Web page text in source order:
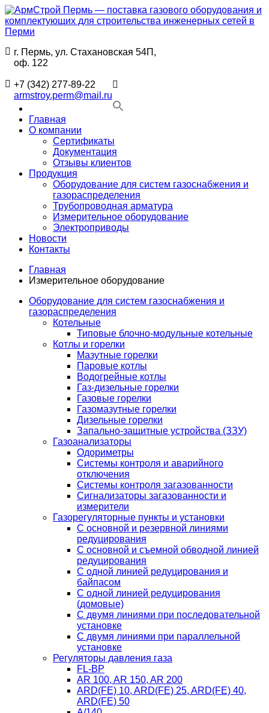
Перейти
к
содержимому
АрмСтрой
—
поставка
оборудования
комплектующих
строительства
инженерных
сетей
Поставки
газового
оборудования
комплектующих
строительства
г. Пермь, ул. Стахановская 54П,
оф. 122
+7 (342) 277-89-22
armstroy.perm@mail.ru
Главная
О компании
Сертификаты
Документация
Отзывы клиентов
Продукция
Оборудование для систем газоснабжения и
газораспределения
Трубопроводная арматура
Измерительное оборудование
Электроприводы
Новости
Контакты
Главная
Измерительное оборудование
Оборудование для систем газоснабжения и
газораспределения
Котельные
Типовые блочно-модульные котельные
Котлы и горелки
Мазутные горелки
Паровые котлы
Водогрейные котлы
Газ-дизельные горелки
Газовые горелки
Газомазутные горелки
Дизельные горелки
Запально-защитные устройства (ЗЗУ)
Газоанализаторы
Одориметры
Системы контроля и аварийного
отключения
Системы контроля загазованности
Сигнализаторы загазованности и
измерители
Газорегуляторные пункты и установки
С основной и резервной линиями
редуцирования
С основной и съемной обводной линией
редуцирования
С одной линией редуцирования и
байпасом
С одной линией редуцирования
(домовые)
С двумя линиями при последовательной
установке
C двумя линиями при параллельной
установке
Регуляторы давления газа
FL-BP
AR 100, AR 150, AR 200
ARD(FE) 10, ARD(FE) 25, ARD(FE) 40,
ARD(FE) 50